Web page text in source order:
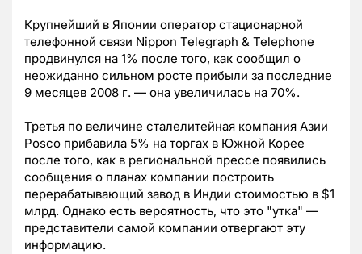
Крупнейший в Японии оператор стационарной
телефонной связи Nippon Telegraph & Telephone
продвинулся на 1% после того, как сообщил о
неожиданно сильном росте прибыли за последние
9 месяцев 2008 г. — она увеличилась на 70%.
Третья по величине сталелитейная компания Азии
Posco прибавила 5% на торгах в Южной Корее
после того, как в региональной прессе появились
сообщения о планах компании построить
перерабатывающий завод в Индии стоимостью в $1
млрд. Однако есть вероятность, что это "утка" —
представители самой компании отвергают эту
информацию.